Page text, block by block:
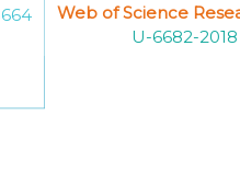
Web of Science
U-6682-2018